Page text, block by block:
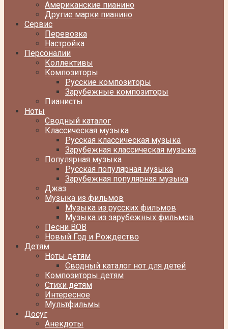
Американские пианино
Другие марки пианино
Сервис
Перевозка
Настройка
Персоналии
Коллективы
Композиторы
Русские композиторы
Зарубежные композиторы
Пианисты
Ноты
Сводный каталог
Классическая музыка
Русская классическая музыка
Зарубежная классическая музыка
Популярная музыка
Русская популярная музыка
Зарубежная популярная музыка
Джаз
Музыка из фильмов
Музыка из русских фильмов
Музыка из зарубежных фильмов
Песни ВОВ
Новый Год и Рождество
Детям
Ноты детям
Сводный каталог нот для детей
Композиторы детям
Стихи детям
Интересное
Мультфильмы
Досуг
Анекдоты